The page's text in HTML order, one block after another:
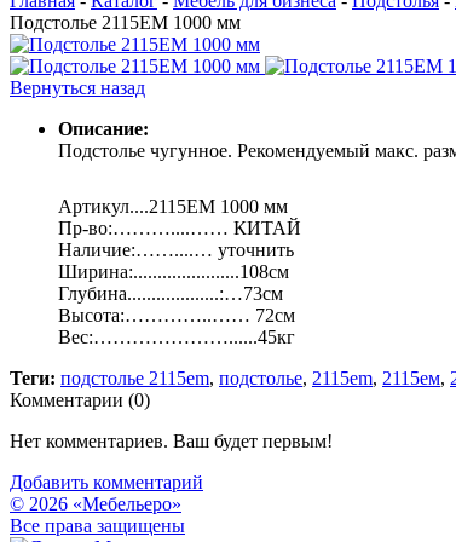
Подстолье 2115EM 1000 мм
Вернуться назад
Описание:
Подстолье чугунное. Рекомендуемый макс.
Артикул....2115EM 1000 мм
Пр-во:………....…… КИТАЙ
Наличие:……....… уточнить
Ширина:......................108см
Глубина...................:…73см
Высота:…………..…… 72см
Вес:…………………......45кг
Теги: подстолье 2115em, подстолье, 2115em, 2115ем,
Комментарии (0)
Нет комментариев. Ваш будет первым!
Добавить комментарий
© 2026 «Мебельеро»
Bce права защищены